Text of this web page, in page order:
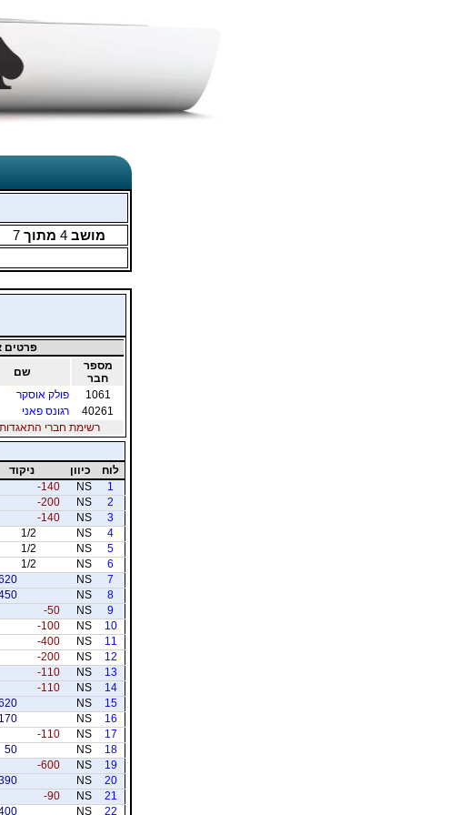
מושב4 מתוך7
פרטים
מספר
חבר
שם
1061
פולק אוסקר
40261
רגונס פאני
רשימת חברי התאגדות נכונה
לוח כיוון ניקוד
1
NS
-140
2
NS
-200
3
NS
-140
4
NS
1/2
5
NS
1/2
6
NS
1/2
7
NS
8
NS
9
NS
-50
10
NS
-100
11
NS
-400
12
NS
-200
13
NS
-110
14
NS
-110
15
NS
16
NS
170
17
NS
-110
18
NS
50
19
NS
-600
20
NS
21
NS
-90
22
NS